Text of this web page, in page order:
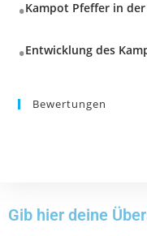
Kampot Pfeffer in
Entwicklung des
Bewertungen
Gib hier deine